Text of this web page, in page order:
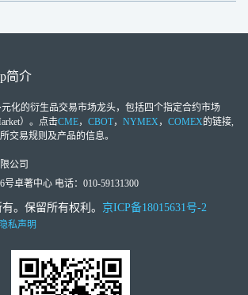
简介
化的衍生品交易市场龙头，包括四个指定合约市场
）。点击CME， CBOT， NYMEX， COMEX的链接,
交易规则及产品的信息。
公司
卓著中心 电话：010-59131300
。保留所有权利。 京ICP备18015631号-2
隐私声明